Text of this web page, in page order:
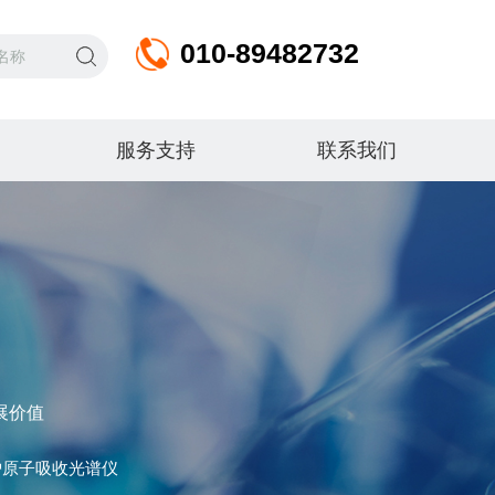
010-89482732
服务支持 联系我们
价值
子吸收光谱仪